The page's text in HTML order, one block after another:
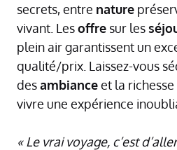
secrets, entre nature
vivant. Lesoffre sur les
plein air garantissent un
qualité/prix. Laissez-vous
desambianceet la
vivre une expérience
« Le vrai voyage, c’est